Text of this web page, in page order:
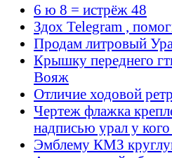
6 ю 8 = истрёж 48
Здох Telegram ,
Продам литровый
Крышку переднего
Вояж
Отличие ходовой
Чертеж флажка
надписью урал у кого
Эмблему КМЗ